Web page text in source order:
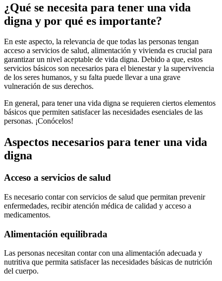
¿Qué se necesita para tener una vida
digna y por qué es importante?
En este aspecto, la relevancia de que todas las personas tengan
acceso a servicios de salud, alimentación y vivienda es crucial para
garantizar un nivel aceptable de vida digna. Debido a que, estos
servicios básicos son necesarios para el bienestar y la supervivencia
de los seres humanos, y su falta puede llevar a una grave
vulneración de sus derechos.
En general, para tener una vida digna se requieren ciertos elementos
básicos que permiten satisfacer las necesidades esenciales de las
personas. ¡Conócelos!
Aspectos necesarios para tener una vida
digna
Acceso a servicios de salud
Es necesario contar con servicios de salud que permitan prevenir
enfermedades, recibir atención médica de calidad y acceso a
medicamentos.
Alimentación equilibrada
Las personas necesitan contar con una alimentación adecuada y
nutritiva que permita satisfacer las necesidades básicas de nutrición
del cuerpo.